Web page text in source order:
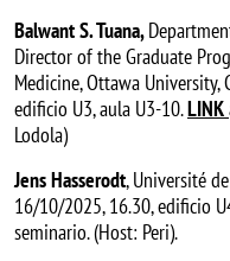
Balwant S. Tuana,
Director of the Graduate
Medicine, Ottawa University,
edificio U3, aula U3-10.LINK
Lodola)
Jens Hasserodt, Université
16/10/2025, 16.30, edificio
seminario. (Host: Peri).